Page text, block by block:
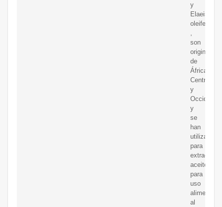
y
Elaeis
oleifera
son
originarias
de
África
Central
y
y
se
han
utilizado
para
extraer
aceite
para
uso
alimentario
al